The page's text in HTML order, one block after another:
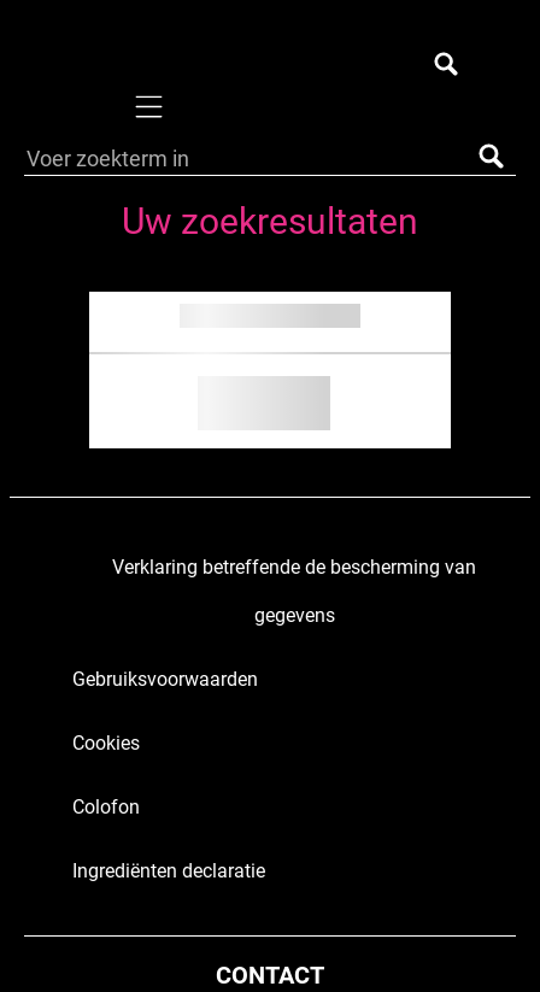
Mobile navigation
Uw zoekresultaten
Verklaring betreffende de bescherming van
gegevens
Gebruiksvoorwaarden
Cookies
Colofon
Ingrediënten declaratie
CONTACT